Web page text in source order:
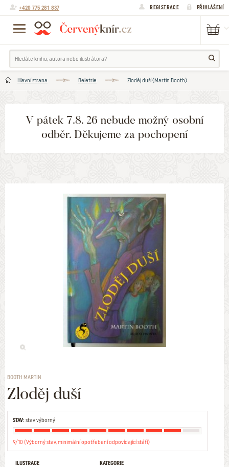
+420 775 281 837 REGISTRACE PŘIHLÁŠENÍ
Hlavní strana Beletrie Zloděj duší (Martin Booth)
V pátek 7.8. 26 nebude možný osobní
odběr. Děkujeme za pochopení
BOOTH MARTIN
Zloděj duší
STAV:stav výborný
9/10 (Výborný stav, minimální opotřebení odpovídající stáří)
ILUSTRACE
KATEGORIE